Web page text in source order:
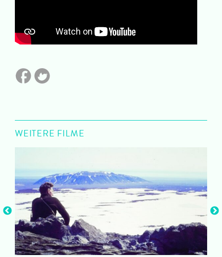
WEITERE FILME